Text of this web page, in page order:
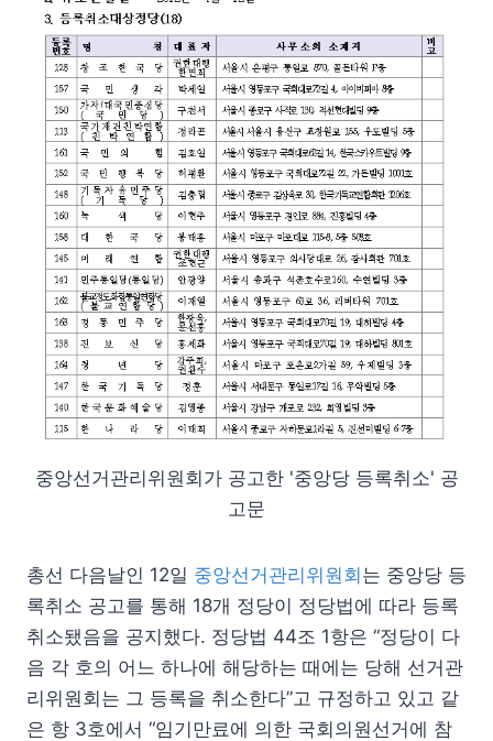
중앙선거관리위원회가 공고한 '중앙당 등록취소' 공
고문
총선 다음날인 12일 중앙선거관리위원회는 중앙당 등
록취소 공고를 통해 18개 정당이 정당법에 따라 등록
취소됐음을 공지했다. 정당법 44조 1항은 “정당이 다
음 각 호의 어느 하나에 해당하는 때에는 당해 선거관
리위원회는 그 등록을 취소한다”고 규정하고 있고 같
은 항 3호에서 “임기만료에 의한 국회의원선거에 참